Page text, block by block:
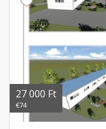
27 000 Ft
€74